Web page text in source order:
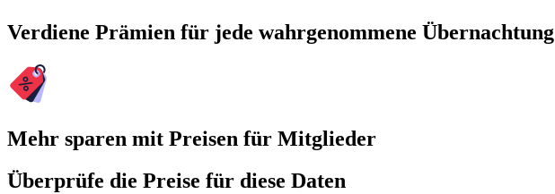
Verdiene Prämien für jede wahrgenommene Übernachtung
Mehr sparen mit Preisen für Mitglieder
Überprüfe die Preise für diese Daten